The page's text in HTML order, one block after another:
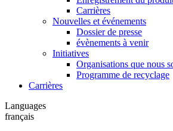
Carrières
Nouvelles et événements
Dossier de presse
évènements à venir
Initiatives
Organisations que nous
Programme de recyclage
Carrières
Languages
français